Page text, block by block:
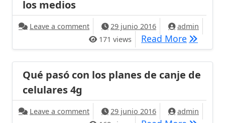
los medios
Leave a commenton Informe sobre Messi y qué pasó en
29 junio 2016
admin
171 views
Read More Informe
Qué pasó con los planes de canje de
celulares 4g
Leave a commenton Qué pasó con los planes de canje
29 junio 2016
admin